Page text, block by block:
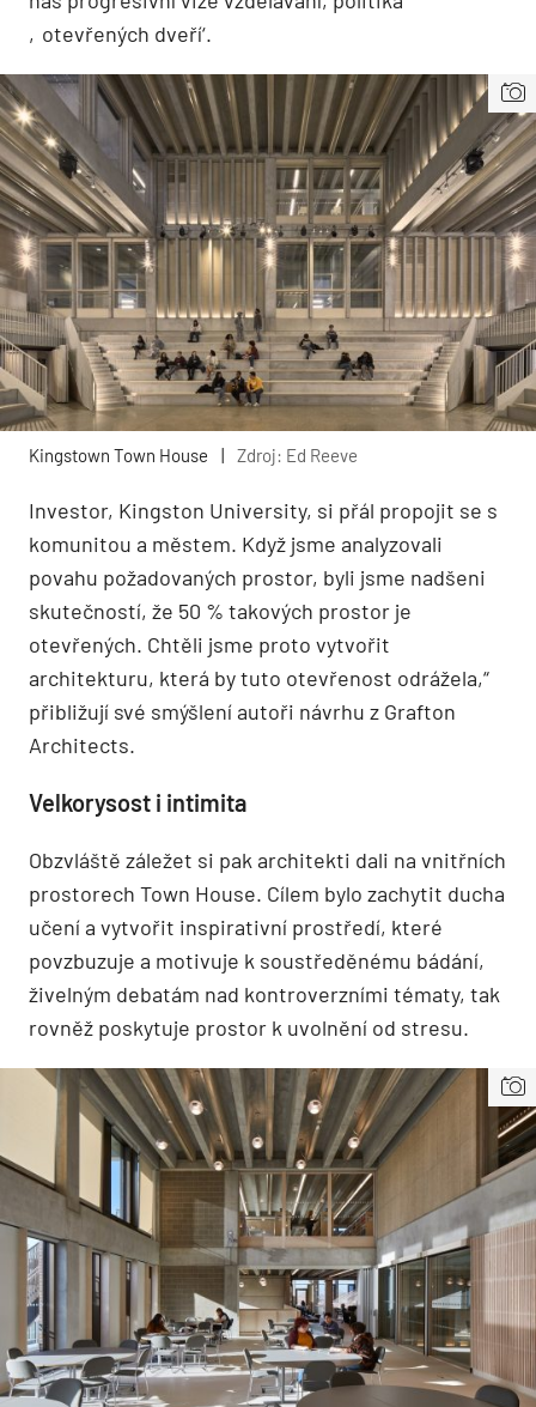
‚otevřených dveří‘.
Kingstown Town House Zdroj: Ed Reeve
Investor, Kingston University, si přál propojit se s
komunitou a městem. Když jsme analyzovali
povahu požadovaných prostor, byli jsme nadšeni
skutečností, že 50 % takových prostor je
otevřených. Chtěli jsme proto vytvořit
architekturu, která by tuto otevřenost odrážela,“
přibližují své smýšlení autoři návrhu z Grafton
Architects.
Velkorysost i intimita
Obzvláště záležet si pak architekti dali na vnitřních
prostorech Town House. Cílem bylo zachytit ducha
učení a vytvořit inspirativní prostředí, které
povzbuzuje a motivuje k soustředěnému bádání,
živelným debatám nad kontroverzními tématy, tak
rovněž poskytuje prostor k uvolnění od stresu.